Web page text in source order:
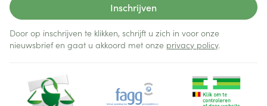
Inschrijven
Door op inschrijven te klikken, schrijft u zich in voor onze
nieuwsbrief en gaat u akkoord met onze privacy policy.